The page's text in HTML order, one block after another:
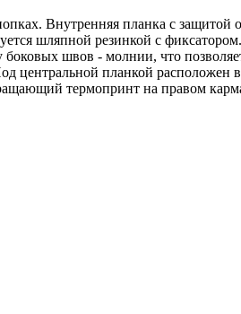
Внутренняя планка с
шляпной резинкой с
швов - молнии, что
центральной планкой расположен
термопринт на правом